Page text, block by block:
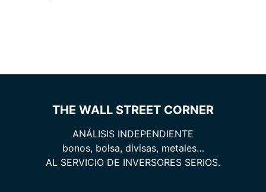
THE WALL STREET CORNER
ANÁLISIS INDEPENDIENTE
bonos, bolsa, divisas, metales…
AL SERVICIO DE INVERSORES SERIOS.